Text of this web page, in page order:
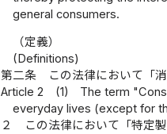
general consumers.
（定義）
(Definitions)
第二条
この法律において「
Article 2
(1)
The term
everyday lives (except for
２
この法律において「特定